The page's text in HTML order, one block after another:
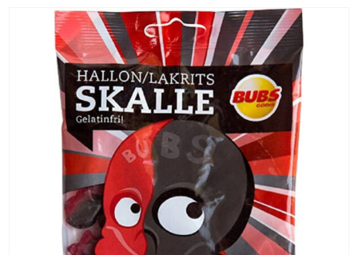
A 19,90
(FINO A 4,9
KG) –
CONSEGNA
IN 24/48
ORE AD
ECCEZIONE